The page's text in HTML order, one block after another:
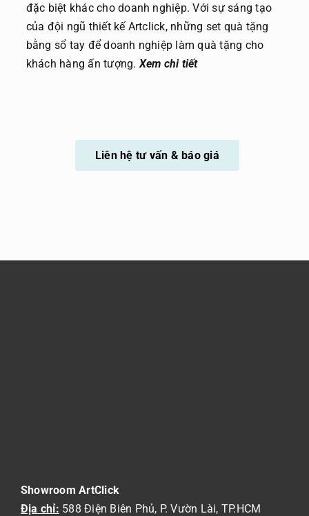
đặc biệt khác cho doanh nghiệp. Với sự sáng tạo
của đội ngũ thiết kế Artclick, những set quà tặng
bằng sổ tay để doanh nghiệp làm quà tặng cho
khách hàng ấn tượng. Xem chi tiết
Liên hệ tư vấn & báo giá
Showroom ArtClick
Địa chỉ: 588 Điện Biên Phủ, P. Vườn Lài, TP.HCM